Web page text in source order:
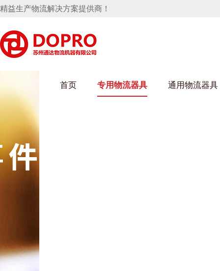
精益生产物流解决方案提供商！
首页 专用物流器具
葫芦娃短视频APP安装下载进入架
丝车/纺丝车
通用物流器具
钢板箱
化纤纺织行业
化工行业